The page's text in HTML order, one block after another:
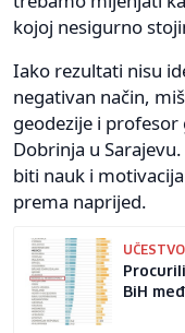
kojoj nesigurno
Iako rezultati nisu
negativan način,
geodezije i
Dobrinja u
biti nauk i
prema naprijed.
BiH